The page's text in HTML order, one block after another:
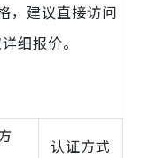
，建议直接访问
细报价。
认证方式